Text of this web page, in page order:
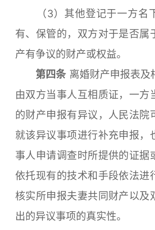
（3）其他登记于一方名
有、保管的，双方对于是否属
产有争议的财产或权益。
第四条 离婚财产申报表及
由双方当事人互相质证，一方
的财产申报有异议，人民法院
就该异议事项进行补充申报，
事人申请调查时所提供的证据
依托现有的技术和手段依法进
核实所申报夫妻共同财产以及
出的异议事项的真实性。